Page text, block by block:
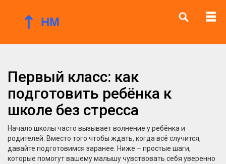
Первый класс: как
подготовить ребёнка к
школе без стресса
Начало школы часто вызывает волнение у ребёнка и
родителей. Вместо того чтобы ждать, когда всё случится,
давайте подготовимся заранее. Ниже – простые шаги,
которые помогут вашему малышу чувствовать себя уверенно